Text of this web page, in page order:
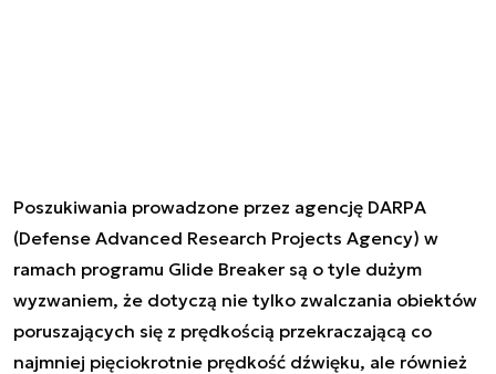
Poszukiwania prowadzone przez agencję DARPA
(Defense Advanced Research Projects Agency) w
ramach programu Glide Breaker są o tyle dużym
wyzwaniem, że dotyczą nie tylko zwalczania obiektów
poruszających się z prędkością przekraczającą co
najmniej pięciokrotnie prędkość dźwięku, ale również